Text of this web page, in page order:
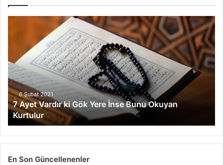
t
V
a
r
d
r
k
i
G
6 Şubat 2021
7 Ayet Vardır ki Gök Yere İnse Bunu Okuyan
Kurtulur
En Son Güncellenenler